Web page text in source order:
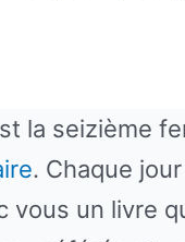
la seizième
. Chaque
vous un livre